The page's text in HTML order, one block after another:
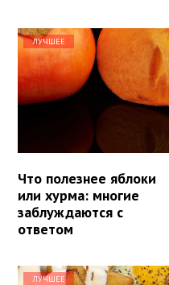
ЛУЧШЕЕ
Что полезнее яблоки
или хурма: многие
заблуждаются с
ответом
ЛУЧШЕЕ